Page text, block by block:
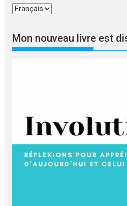
Choisir
langue
Mon nouveau livre est